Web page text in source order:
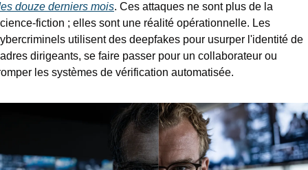
douze derniers mois. Ces attaques ne sont plus de la
fiction ; elles sont une réalité opérationnelle. Les
utilisent des deepfakes pour usurper l'identité de
dirigeants, se faire passer pour un collaborateur ou
les systèmes de vérification automatisée.